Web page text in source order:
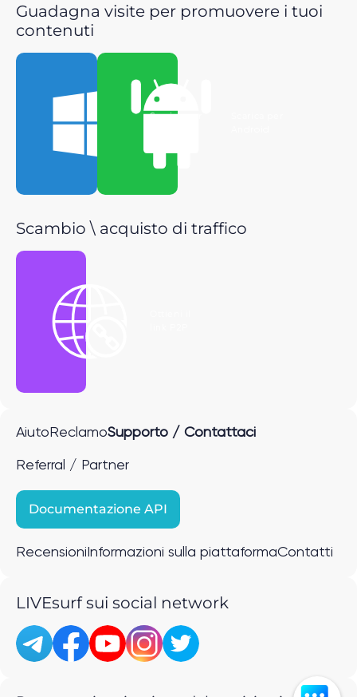
Guadagna visite per promuovere i tuoi
contenuti
Scarica per
Scambio \ acquisto di traffico
Aiuto ReclamoSupporto / Contattaci
Referral / Partner
Documentazione API
Recensioni Informazioni sulla piattaformaContatti
LIVEsurf sui social network